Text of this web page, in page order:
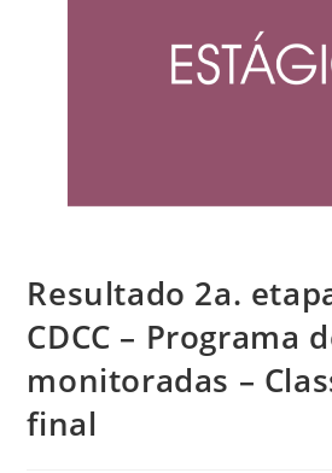
Resultado 2a.
CDCC – Programa
monitoradas –
final